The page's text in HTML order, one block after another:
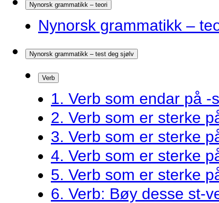
Nynorsk grammatikk – teori
Nynorsk grammatikk –
Nynorsk grammatikk – test deg sjølv
Verb
1. Verb som endar på -
2. Verb som er sterke
3. Verb som er sterke
4. Verb som er sterke
5. Verb som er sterke
6. Verb: Bøy desse st-